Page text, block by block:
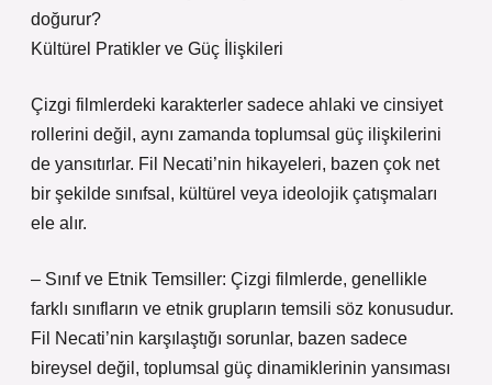
doğurur?
Kültürel Pratikler ve Güç İlişkileri
Çizgi filmlerdeki karakterler sadece ahlaki ve cinsiyet
rollerini değil, aynı zamanda toplumsal güç ilişkilerini
de yansıtırlar. Fil Necati’nin hikayeleri, bazen çok net
bir şekilde sınıfsal, kültürel veya ideolojik çatışmaları
ele alır.
– Sınıf ve Etnik Temsiller: Çizgi filmlerde, genellikle
farklı sınıfların ve etnik grupların temsili söz konusudur.
Fil Necati’nin karşılaştığı sorunlar, bazen sadece
bireysel değil, toplumsal güç dinamiklerinin yansıması